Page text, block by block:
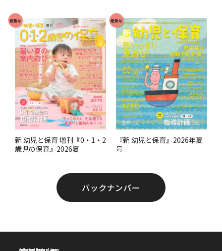
最新号
新 幼児と保育 増刊『0・1・2
歳児の保育』2026夏
最新号
『新 幼児と保育』2026年夏
号
バックナンバー